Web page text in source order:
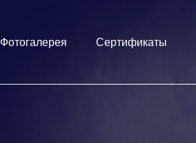
Фотогалерея Сертификаты